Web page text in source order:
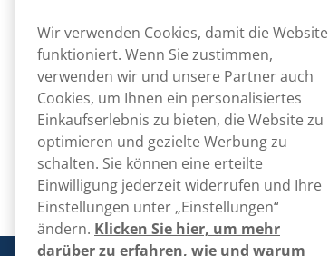
neo
neo True Tobacco
10 -Pack 65,00
6,50 €/St.
In den Warenkorb
Wir verwenden Cookies, damit die Website
funktioniert. Wenn Sie zustimmen,
verwenden wir und unsere Partner auch
Cookies, um Ihnen ein personalisiertes
Einkaufserlebnis zu bieten, die Website zu
optimieren und gezielte Werbung zu
schalten. Sie können eine erteilte
Einwilligung jederzeit widerrufen und Ihre
Einstellungen unter „Einstellungen“
ändern. Klicken Sie hier, um mehr
darüber zu erfahren, wie und warum